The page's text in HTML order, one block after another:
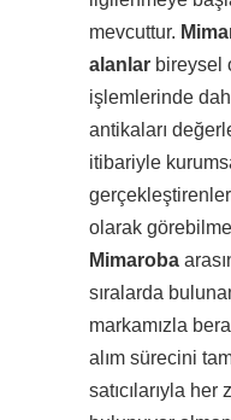
mevcuttur.
alanlar bireysel
işlemlerinde
antikaları
itibariyle
gerçekleştirenler
olarak
Mimaroba
sıralarda
markamızla
alım sürecini
satıcılarıyla